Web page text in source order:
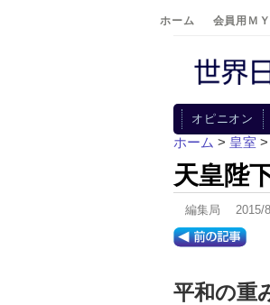
ホーム 会員用Ｍ
オピニオン
ホーム > 皇室
天皇陛
編集局 2015/
平和の重